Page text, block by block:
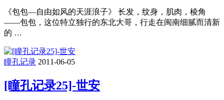
《包包—自由如风的天涯浪子》 长发，纹身，肌肉，棱角
——包包，这位特立独行的东北大哥，行走在闽南细腻而清新
的 …
瞳孔记录 2011-06-05
[瞳孔记录25]-世安